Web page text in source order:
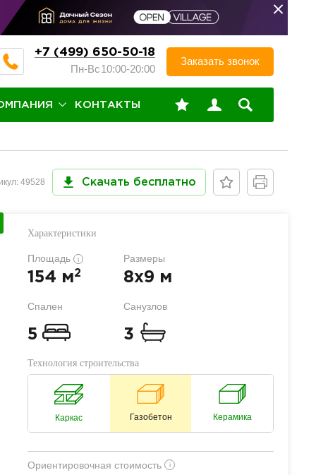
+7 (499) 650-50-18
Пн-Вс10:00-20:00
Заказать звонок
КОНТАКТЫ
49528 Скачать бесплатно
Характеристики
Площадь i
154 м2
Размеры
8x9 м
Спален
5
Санузлов
3
Технология строительства
Каркас Газобетон Керамика
Ориентировочная стоимость i